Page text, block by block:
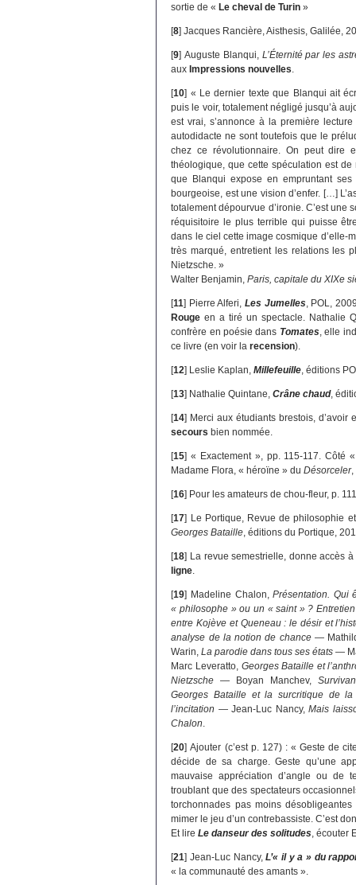
sortie de « Le cheval de Turin »
[8]Jacques Rancière, Aisthesis, Galilée,
[9]Auguste Blanqui, L’Éternité par les
aux Impressions nouvelles.
[10] « Le dernier texte que Blanqui ait
puis le voir, totalement négligé jusqu’à
est vrai, s’annonce à la première
autodidacte ne sont toutefois que le
chez ce révolutionnaire. On peut dire
théologique, que cette spéculation est
que Blanqui expose en empruntant
bourgeoise, est une vision d’enfer. […]
totalement dépourvue d’ironie. C’est une
réquisitoire le plus terrible qui puisse
dans le ciel cette image cosmique d’elle-
très marqué, entretient les relations les
Nietzsche. »
Walter Benjamin,Paris, capitale du XIXe
[11] Pierre Alferi, Les Jumelles, POL,
Rouge en a tiré un spectacle. Nathalie
confrère en poésie dans Tomates, elle
ce livre (en voir larecension).
[12] Leslie Kaplan,Millefeuille, éditions
[13] Nathalie Quintane,Crâne chaud,
[14] Merci aux étudiants brestois,
secours bien nommée.
[15]« Exactement », pp. 115-117. Côté
Madame Flora, « héroïne » duDésorceler,
[16] Pour les amateurs de chou-fleur, p.
[17] Le Portique, Revue de philosophie
Georges Bataille, éditions du Portique,
[18] La revue semestrielle, donne accès
ligne.
[19] Madeline Chalon,Présentation. Qui
« philosophe » ou un « saint » ?
entre Kojève et Queneau : le désir et
analyse de la notion de chance—
Warin,La parodie dans tous ses états —
Marc Leveratto, Georges Bataille et
Nietzsche — Boyan Manchev,
Georges Bataille et la surcritique de la
l’incitation — Jean-Luc Nancy,Mais
Chalon.
[20]Ajouter (c’est p. 127) : « Geste de
décide de sa charge. Geste qu’une
mauvaise appréciation d’angle ou de
troublant que des spectateurs
torchonnades pas moins
mimer le jeu d’un contrebassiste. C’est
Et lireLe danseur des solitudes, écouter
[21]Jean-Luc Nancy,L’« il y a » du
« la communauté des amants ».